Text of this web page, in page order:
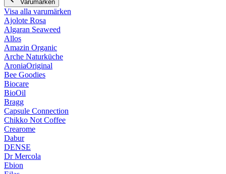
Varumärken
Visa alla varumärken
Ajolote Rosa
Algaran Seaweed
Allos
Amazin Organic
Arche Naturküche
AroniaOriginal
Bee Goodies
Biocare
BioOil
Bragg
Capsule Connection
Chikko Not Coffee
Crearome
Dabur
DENSE
Dr Mercola
Ebion